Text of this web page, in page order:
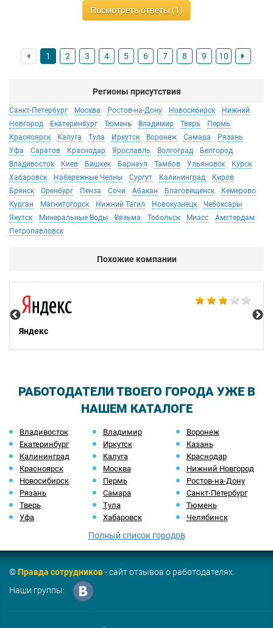
Посмотреть ответы (1)
1 2 3 4 5 6 7 8 9 10
Регионы присутствия
Санкт-Петербург Москва Ростов-на-Дону Новосибирск
Нижний
Новгород
Екатеринбург Тюмень Владимир Тверь
Пермь
Красноярск
Калуга Тула Иркутск Воронеж Самара
Рязань
Уфа
Саратов Краснодар Ярославль Волгоград
Белгород
Владивосток
Киев Бишкек Барнаул Тамбов Ульяновск
Курск
Хабаровск
Набережные Челны Сургут Калининград
Киров
Брянск
Оренбург Пенза Сочи Абакан Благовещенск
Кемерово
Курган
Магнитогорск Нижний Тагил Новокузнецк
Чебоксары
Якутск
Минеральные Воды Вязьма Тобольск Миасс
Амстердам
Петропавловск
Похожие компании
Яндекс
РАБОТОДАТЕЛИ ТВОЕГО ГОРОДА УЖЕ В
НАШЕМ КАТАЛОГЕ
Владивосток Владимир
Воронеж
Екатеринбург
Иркутск
Казань
Калининград
Калуга
Краснодар
Красноярск
Москва
Нижний Новгород
Новосибирск
Пермь
Ростов-на-Дону
Рязань
Самара
Санкт-Петербург
Тверь
Тула
Тюмень
Уфа
Хабаровск Челябинск
Полный список городов
©Правда сотрудников- сайт отзывов о работодателях.
Наши группы: